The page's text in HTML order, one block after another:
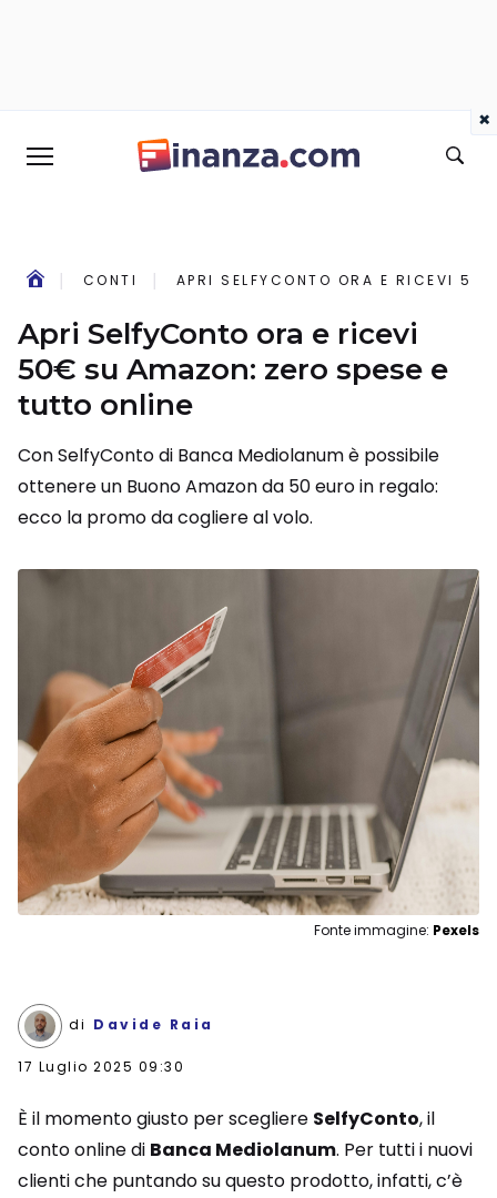
CONTI APRI SELFYCONTO ORA E RICEVI
Apri SelfyConto ora e ricevi
50€ su Amazon: zero spese e
tutto online
Con SelfyConto di Banca Mediolanum è possibile
ottenere un Buono Amazon da 50 euro in regalo:
ecco la promo da cogliere al volo.
Fonte immagine: Pexels
di Davide Raia
17 Luglio 2025 09:30
È il momento giusto per scegliere SelfyConto, il
conto online di Banca Mediolanum. Per tutti i nuovi
clienti che puntando su questo prodotto, infatti, c’è
×